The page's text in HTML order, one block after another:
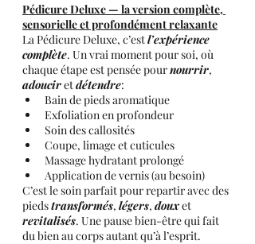
Pédicure Deluxe — la version complète,
sensorielle et profondément relaxante
La Pédicure Deluxe, c’est l’expérience
complète. Un vrai moment pour soi, où
chaque étape est pensée pour nourrir,
adoucir et détendre:
Bain de pieds aromatique
Exfoliation en profondeur
Soin des callosités
Coupe, limage et cuticules
Massage hydratant prolongé
Application de vernis (au besoin)
C’est le soin parfait pour repartir avec des
pieds transformés, légers, doux et
revitalisés. Une pause bien-être qui fait
du bien au corps autant qu’à l’esprit.